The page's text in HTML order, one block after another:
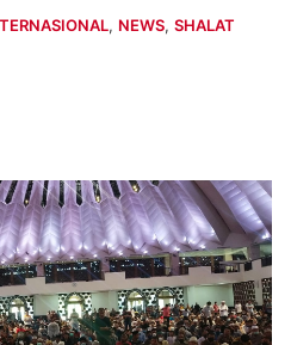
, NEWS, SHALAT